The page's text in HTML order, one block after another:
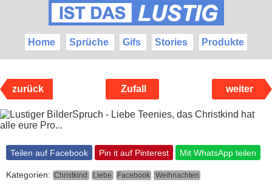
Home Sprüche Gifs Stories Produkte
zurück Zufall weiter
Teilen auf Facebook Pin it auf Pinterest Mit WhatsApp teilen
Kategorien: Christkind Liebe Facebook Weihnachten